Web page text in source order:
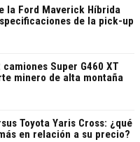
la Ford Maverick Híbrida
de la pick-up
Super G460 XT
minero de alta montaña
Toyota Yaris Cross: ¿qué
en relación a su precio?